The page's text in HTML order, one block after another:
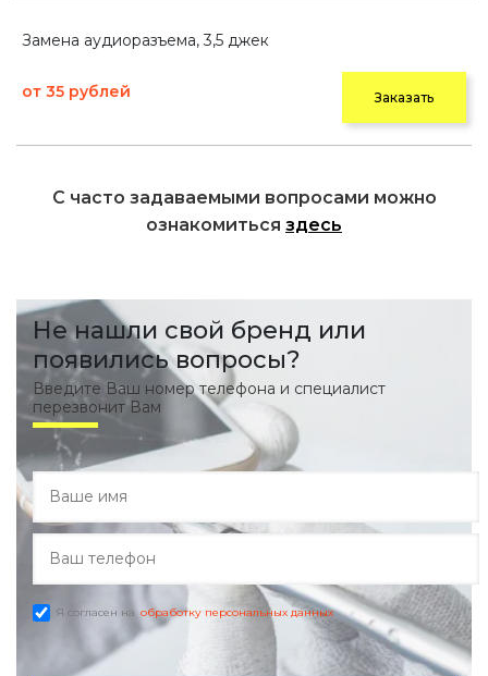
Замена аудиоразъема, 3,5 джек
от 35 рублей Заказать
С часто задаваемыми вопросами можно
ознакомиться здесь
Не нашли свой бренд или
появились вопросы?
Введите Ваш номер телефона и специалист
перезвонит Вам
Я согласен на обработку персональных данных